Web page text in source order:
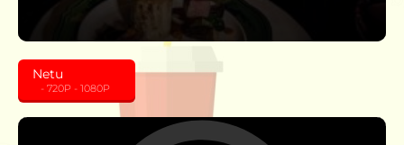
Netu
‎ ‎ ‎ - 720P - 1080P